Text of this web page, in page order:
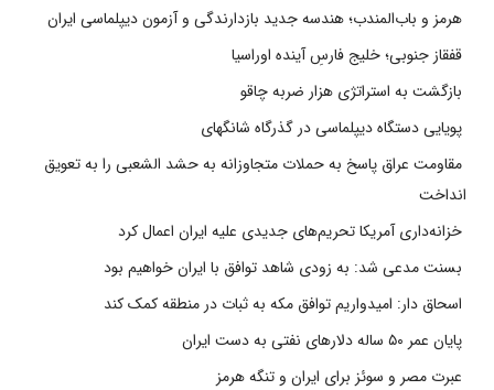
هرمز و باب‌المندب؛ هندسه جدید بازدارندگی و آزمون دیپلماسی ایران
قفقاز جنوبی؛ خلیج فارسِ آینده اوراسیا
بازگشت به استراتژی هزار ضربه چاقو
پویایی دستگاه دیپلماسی در گذرگاه شانگهای
مقاومت عراق پاسخ به حملات متجاوزانه به حشد الشعبی را به تعویق
انداخت
خزانه‌داری آمریکا تحریم‌های جدیدی علیه ایران اعمال کرد
بسنت مدعی شد: به زودی شاهد توافق با ایران خواهیم بود
اسحاق دار: امیدواریم توافق مکه به ثبات در منطقه کمک کند
پایان عمر ۵۰ ساله دلارهای نفتی به دست ایران
عبرت مصر و سوئز برای ایران و تنگه هرمز